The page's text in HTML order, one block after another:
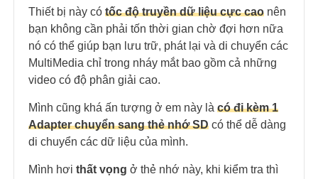
Thiết bị này có tốc độ truyền dữ liệu cực cao nên
bạn không cần phải tốn thời gian chờ đợi hơn nữa
nó có thể giúp bạn lưu trữ, phát lại và di chuyển các
MultiMedia chỉ trong nháy mắt bao gồm cả những
video có độ phân giải cao.
Mình cũng khá ấn tượng ở em này là có đi kèm 1
Adapter chuyển sang thẻ nhớ SD có thể dễ dàng
di chuyển các dữ liệu của mình.
Mình hơi thất vọng ở thẻ nhớ này, khi kiểm tra thì